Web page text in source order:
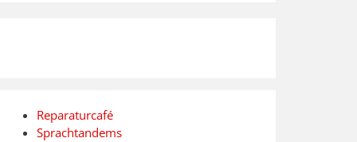
Reparaturcafé
Sprachtandems